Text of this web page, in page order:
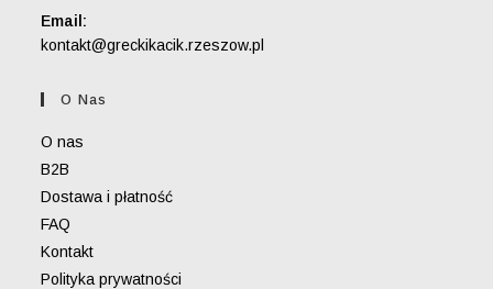
Email:
kontakt@greckikacik.rzeszow.pl
O Nas
O nas
B2B
Dostawa i płatność
FAQ
Kontakt
Polityka prywatności